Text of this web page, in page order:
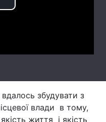
Думки
збудувати з
влади в тому,
життя і якість